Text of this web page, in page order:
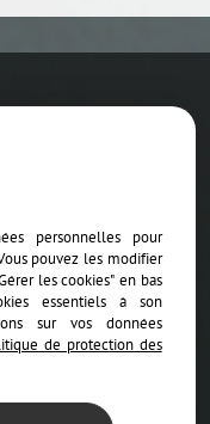
personnelles pour
pouvez les modifier
les cookies" en bas
essentiels à son
sur vos données
de protection des